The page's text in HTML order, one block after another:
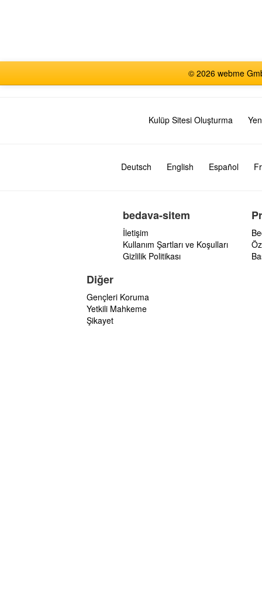
© 2026 webme
Kulüp Sitesi Oluşturma
Deutsch English Español
bedava-sitem
İletişim
Kullanım Şartları ve Koşulları
Gizlilik Politikası
Diğer
Gençleri Koruma
Yetkili Mahkeme
Şikayet